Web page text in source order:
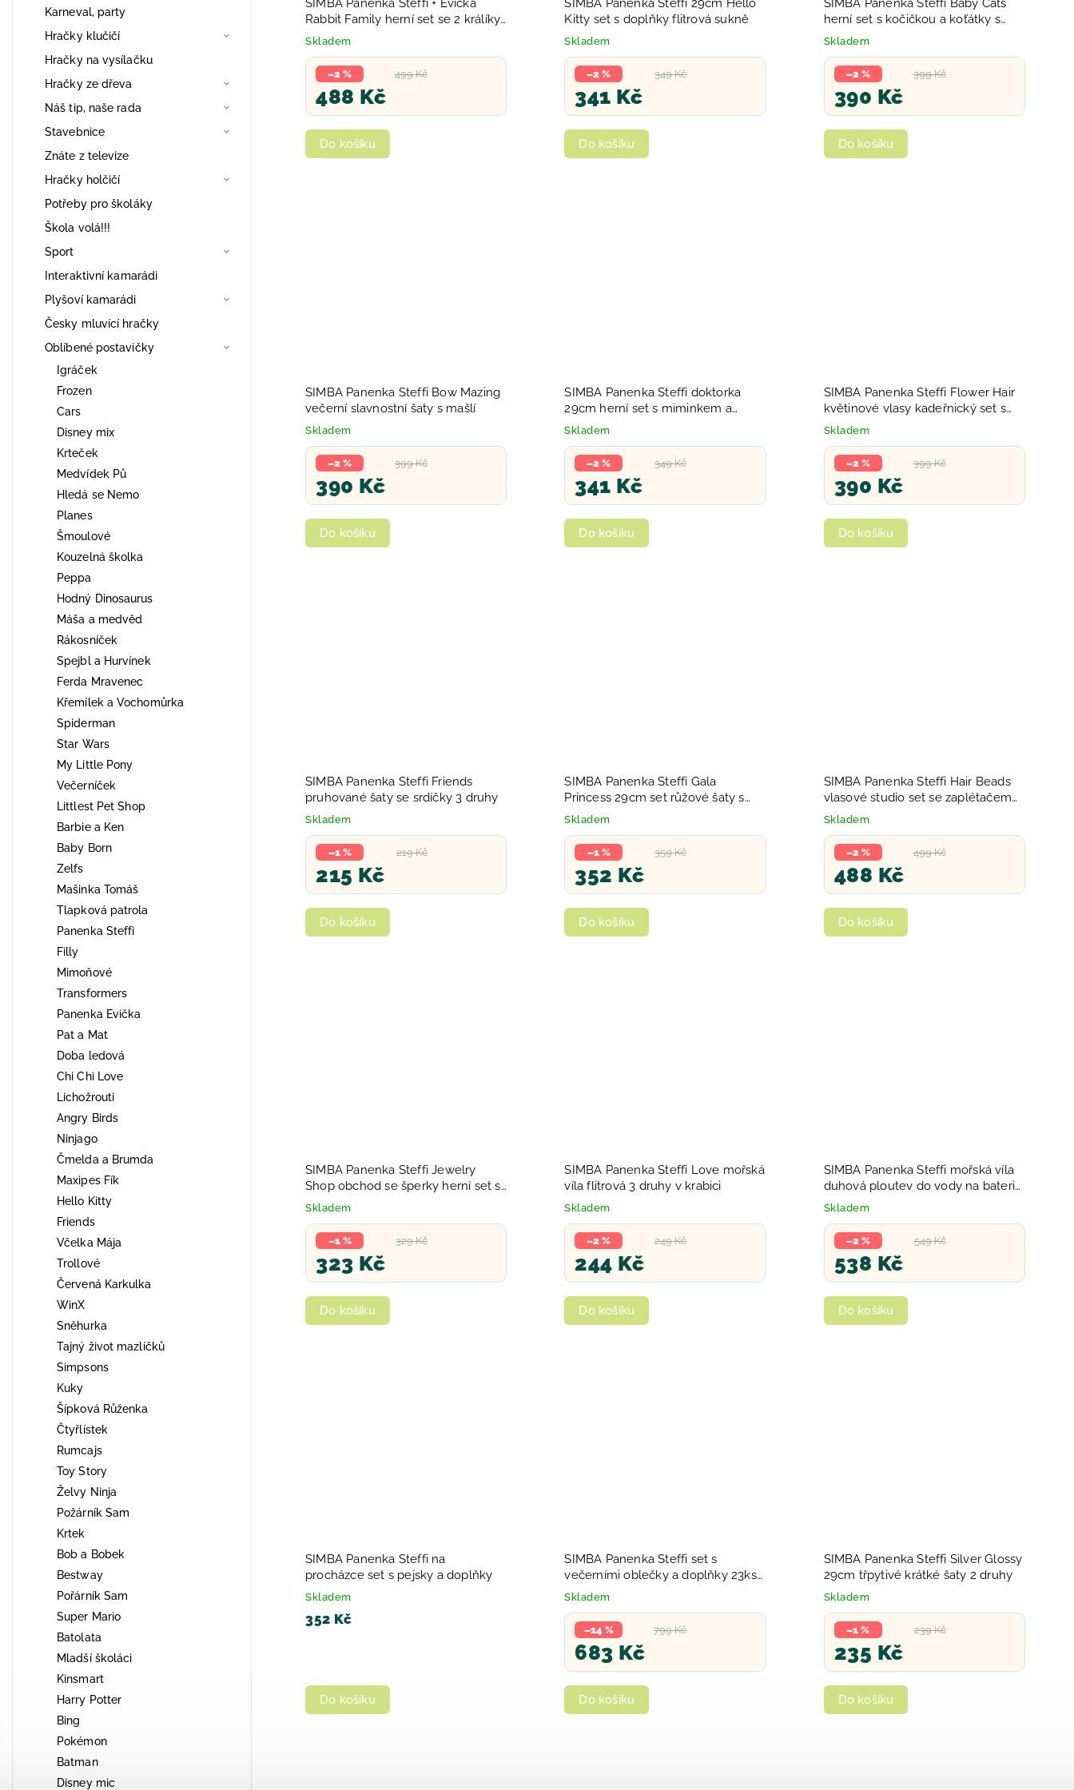
Karneval, party
Hračky klučičí
Hračky na vysílačku
Hračky ze dřeva
Náš tip, naše rada
Stavebnice
Znáte z televize
Hračky holčičí
Potřeby pro školáky
Škola volá!!!
Sport
Interaktivní kamarádi
Plyšoví kamarádi
Česky mluvící hračky
Oblíbené postavičky
Igráček
Frozen
Cars
Disney mix
Krteček
Medvídek Pů
Hledá se Nemo
Planes
Šmoulové
Kouzelná školka
Peppa
Hodný Dinosaurus
Máša a medvěd
Rákosníček
Spejbl a Hurvínek
Ferda Mravenec
Křemílek a Vochomůrka
Spiderman
Star Wars
My Little Pony
Večerníček
Littlest Pet Shop
Barbie a Ken
Baby Born
Zelfs
Mašinka Tomáš
Tlapková patrola
Panenka Steffi
Filly
Mimoňové
Transformers
Panenka Evička
Pat a Mat
Doba ledová
Chi Chi Love
Lichožrouti
Angry Birds
Ninjago
Čmelda a Brumda
Maxipes Fík
Hello Kitty
Friends
Včelka Mája
Trollové
Červená Karkulka
WinX
Sněhurka
Tajný život mazlíčků
Simpsons
Kuky
Šípková Růženka
Čtyřlístek
Rumcajs
Toy Story
Želvy Ninja
Požárník Sam
Krtek
Bob a Bobek
Bestway
Pořárník Sam
Super Mario
Batolata
Mladší školáci
Kinsmart
Harry Potter
Bing
Pokémon
Batman
Disney mic
SIMBA Panenka Steffi + Evička
Rabbit Family herní set se 2 králíky
a doplňky
Skladem
499 Kč
–2 %
488 Kč
Do košíku
SIMBA Panenka Steffi 29cm Hello
Kitty set s doplňky flitrová sukně
Skladem
349 Kč
–2 %
341 Kč
Do košíku
SIMBA Panenka Steffi Baby Cats
herní set s kočičkou a koťátky s
doplňky
Skladem
399 Kč
–2 %
390 Kč
Do košíku
SIMBA Panenka Steffi Bow Mazing
večerní slavnostní šaty s mašlí
Skladem
399 Kč
–2 %
390 Kč
Do košíku
SIMBA Panenka Steffi doktorka
29cm herní set s miminkem a
doplňky
Skladem
349 Kč
–2 %
341 Kč
Do košíku
SIMBA Panenka Steffi Flower Hair
květinové vlasy kadeřnický set s
doplňky
Skladem
399 Kč
–2 %
390 Kč
Do košíku
SIMBA Panenka Steffi Friends
pruhované šaty se srdíčky 3 druhy
Skladem
219 Kč
–1 %
215 Kč
Do košíku
SIMBA Panenka Steffi Gala
Princess 29cm set růžové šaty s
doplňky 2 druhy
Skladem
359 Kč
–1 %
352 Kč
Do košíku
SIMBA Panenka Steffi Hair Beads
vlasové studio set se zaplétačem
korálků
Skladem
499 Kč
–2 %
488 Kč
Do košíku
SIMBA Panenka Steffi Jewelry
Shop obchod se šperky herní set s
doplňky
Skladem
329 Kč
–1 %
323 Kč
Do košíku
SIMBA Panenka Steffi Love mořská
víla flitrová 3 druhy v krabici
Skladem
249 Kč
–2 %
244 Kč
Do košíku
SIMBA Panenka Steffi mořská víla
duhová ploutev do vody na baterie
Světlo
Skladem
549 Kč
–2 %
538 Kč
Do košíku
SIMBA Panenka Steffi na
procházce set s pejsky a doplňky
Skladem
352 Kč
Do košíku
SIMBA Panenka Steffi set s
večerními oblečky a doplňky 23ks
Deluxe
Skladem
799 Kč
–14 %
683 Kč
Do košíku
SIMBA Panenka Steffi Silver Glossy
29cm třpytivé krátké šaty 2 druhy
Skladem
239 Kč
–1 %
235 Kč
Do košíku